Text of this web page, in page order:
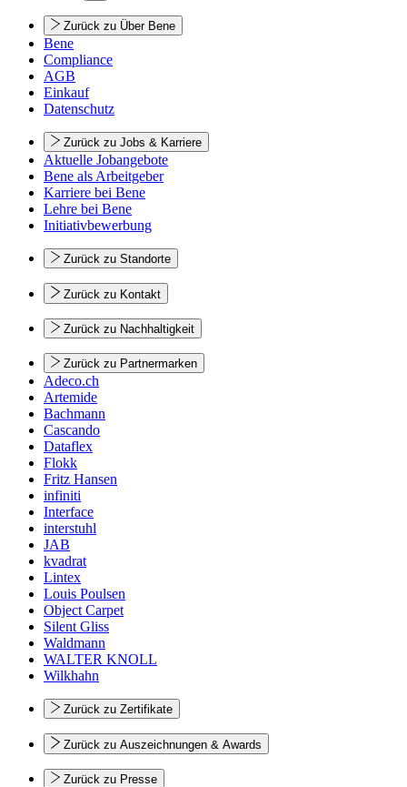
Zurück zu Über Bene
Bene
Compliance
AGB
Einkauf
Datenschutz
Zurück zu Jobs & Karriere
Aktuelle Jobangebote
Bene als Arbeitgeber
Karriere bei Bene
Lehre bei Bene
Initiativbewerbung
Zurück zu Standorte
Zurück zu Kontakt
Zurück zu Nachhaltigkeit
Zurück zu Partnermarken
Adeco.ch
Artemide
Bachmann
Cascando
Dataflex
Flokk
Fritz Hansen
infiniti
Interface
interstuhl
JAB
kvadrat
Lintex
Louis Poulsen
Object Carpet
Silent Gliss
Waldmann
WALTER KNOLL
Wilkhahn
Zurück zu Zertifikate
Zurück zu Auszeichnungen & Awards
Zurück zu Presse